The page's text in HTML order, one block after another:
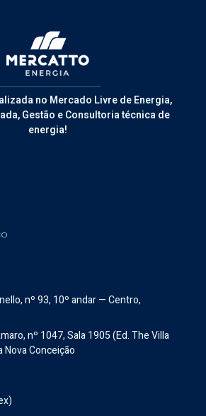
no Mercado Livre de Energia,
Gestão e Consultoria técnica de
energia!
nº 93, 10º andar — Centro,
nº 1047, Sala 1905 (Ed. The Villa
Nova Conceição